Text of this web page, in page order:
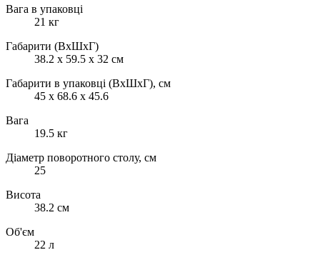
Вага в упаковці
21 кг
Габарити (ВхШхГ)
38.2 х 59.5 х 32 см
Габарити в упаковці (ВхШхГ), см
45 x 68.6 x 45.6
Вага
19.5 кг
Діаметр поворотного столу, см
25
Висота
38.2 см
Об'єм
22 л